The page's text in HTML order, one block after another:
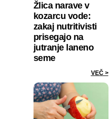
Žlica narave v
kozarcu vode:
zakaj nutritivisti
prisegajo na
jutranje laneno
seme
VEČ >